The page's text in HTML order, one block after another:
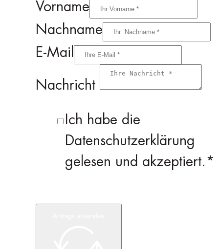
Vorname
Nachname
E-Mail
Nachricht
Ich habe die
Datenschutzerklärung
gelesen und akzeptiert.*